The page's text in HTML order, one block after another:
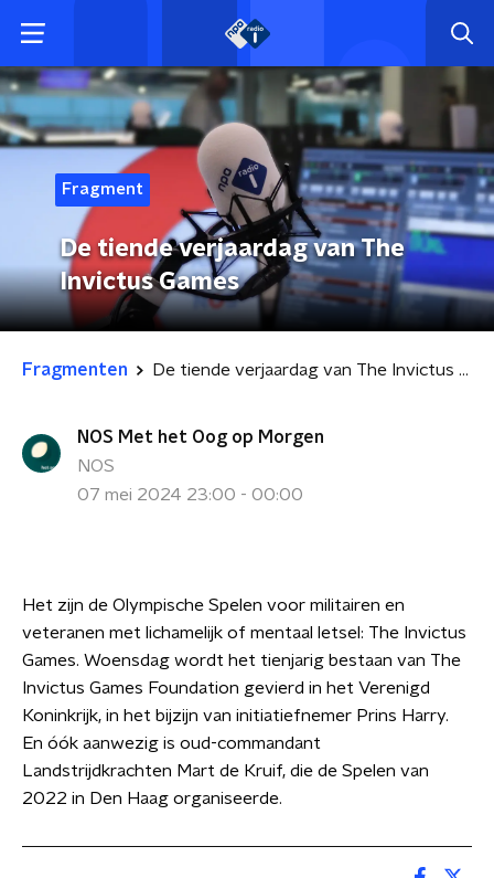
Fragment
De tiende verjaardag van The
Invictus Games
Fragmenten De tiende verjaardag van The Invictus Games
NOS Met het Oog op Morgen
NOS
07 mei 2024 23:00 - 00:00
Het zijn de Olympische Spelen voor militairen en
veteranen met lichamelijk of mentaal letsel: The Invictus
Games. Woensdag wordt het tienjarig bestaan van The
Invictus Games Foundation gevierd in het Verenigd
Koninkrijk, in het bijzijn van initiatiefnemer Prins Harry.
En óók aanwezig is oud-commandant
Landstrijdkrachten Mart de Kruif, die de Spelen van
2022 in Den Haag organiseerde.